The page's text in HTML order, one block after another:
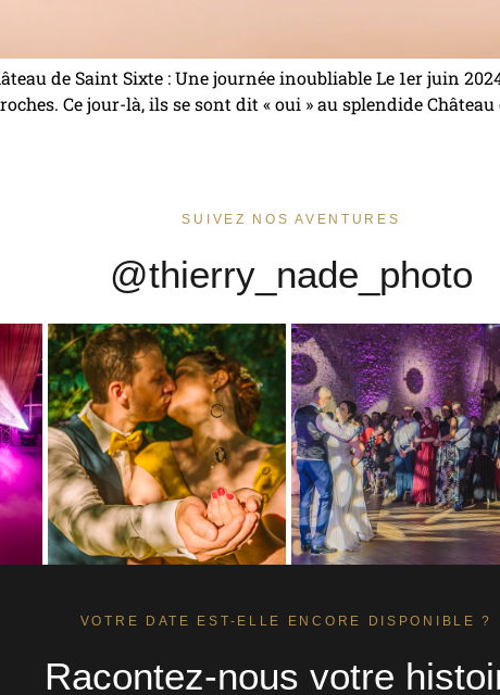
de Saint Sixte : Une journée inoubliable Le 1er juin
Ce jour-là, ils se sont dit « oui » au splendide
SUIVEZ NOS AVENTURES
@thierry_nade_photo
VOTRE DATE EST-ELLE ENCORE DISPONIBLE ?
Racontez-nous votre